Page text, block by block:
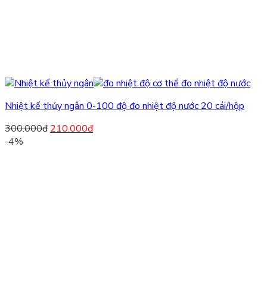
Nhiệt kế thủy ngân 0-100 độ đo nhiệt độ nước 20 cái/hộp
300.000đ 210.000đ
-4%